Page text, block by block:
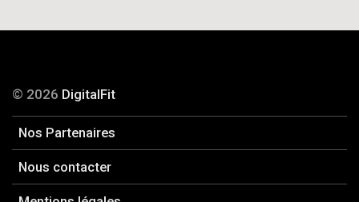
© 2026 DigitalFit
Nos Partenaires
Nous contacter